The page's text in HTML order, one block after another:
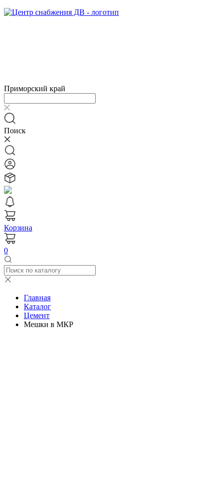
Приморский край
Поиск
Корзина
0
Главная
Каталог
Цемент
Мешки в МКР